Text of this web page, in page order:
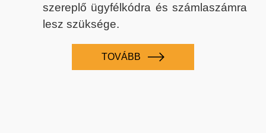
szereplő ügyfélkódra és számlaszámra
lesz szüksége.
TOVÁBB